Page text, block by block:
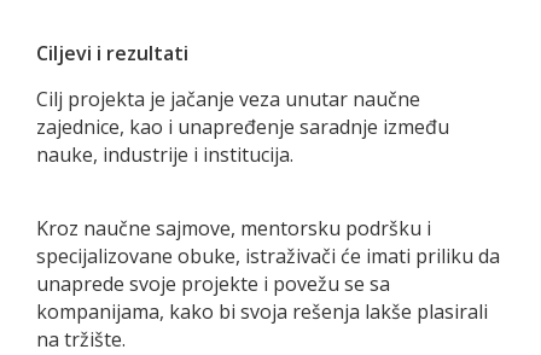
Ciljevi i rezultati
Cilj projekta je jačanje veza unutar naučne
zajednice, kao i unapređenje saradnje između
nauke, industrije i institucija.
Kroz naučne sajmove, mentorsku podršku i
specijalizovane obuke, istraživači će imati priliku da
unaprede svoje projekte i povežu se sa
kompanijama, kako bi svoja rešenja lakše plasirali
na tržište.